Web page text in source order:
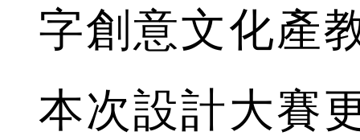
字創意文化產
本次設計大賽